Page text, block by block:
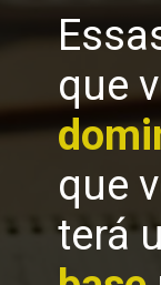
que
que
terá